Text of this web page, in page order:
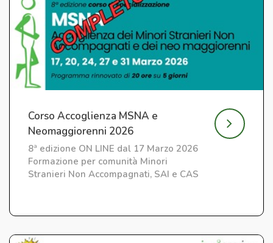
Corso Accoglienza MSNA e
Neomaggiorenni 2026
8ª edizione ON LINE dal 17 Marzo 2026
Formazione per comunità Minori
Stranieri Non Accompagnati, SAI e CAS